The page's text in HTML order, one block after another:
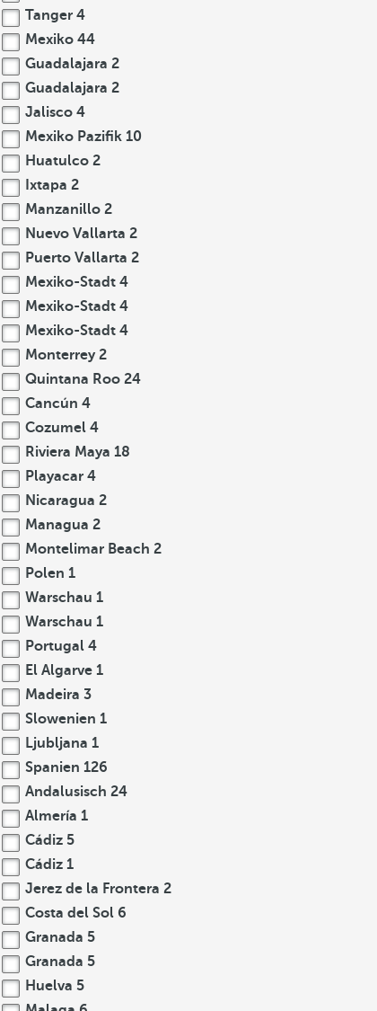
Tanger 4
Mexiko 44
Guadalajara 2
Guadalajara 2
Jalisco 4
Mexiko Pazifik 10
Huatulco 2
Ixtapa 2
Manzanillo 2
Nuevo Vallarta 2
Puerto Vallarta 2
Mexiko-Stadt 4
Mexiko-Stadt 4
Mexiko-Stadt 4
Monterrey 2
Quintana Roo 24
Cancún 4
Cozumel 4
Riviera Maya 18
Playacar 4
Nicaragua 2
Managua 2
Montelimar Beach 2
Polen 1
Warschau 1
Warschau 1
Portugal 4
El Algarve 1
Madeira 3
Slowenien 1
Ljubljana 1
Spanien 126
Andalusisch 24
Almería 1
Cádiz 5
Cádiz 1
Jerez de la Frontera 2
Costa del Sol 6
Granada 5
Granada 5
Huelva 5